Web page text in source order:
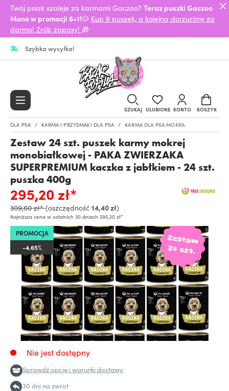
Twój psiak szaleje za karmami Gaczoo? Teraz puszki Gaczoo
Mono w promocji 6+1!🐶 Kup 6 puszek, a kolejną dorzucimy za
darmo! Zrób zapasy! 🎁
Szybka wysyłka!
SZUKAJ ULUBIONE KONTO KOSZYK
DLA PSA KARMA I PRZYSMAKI DLA PSA KARMA DLA PSA MOKRA
Zestaw 24 szt. puszek karmy mokrej
monobiałkowej - PAKA ZWIERZAKA
SUPERPREMIUM kaczka z jabłkiem - 24 szt.
puszka 400g
295,20 zł*
309,60 zł*(oszczędność 14,40 zł)
Najniższa cena w ostatnich 30 dniach 295,20 zł*
PROMOCJA
-4.65%
Nie jest dostępny
Sprawdź opcje i warunki dostawy
30 dni na zwrot